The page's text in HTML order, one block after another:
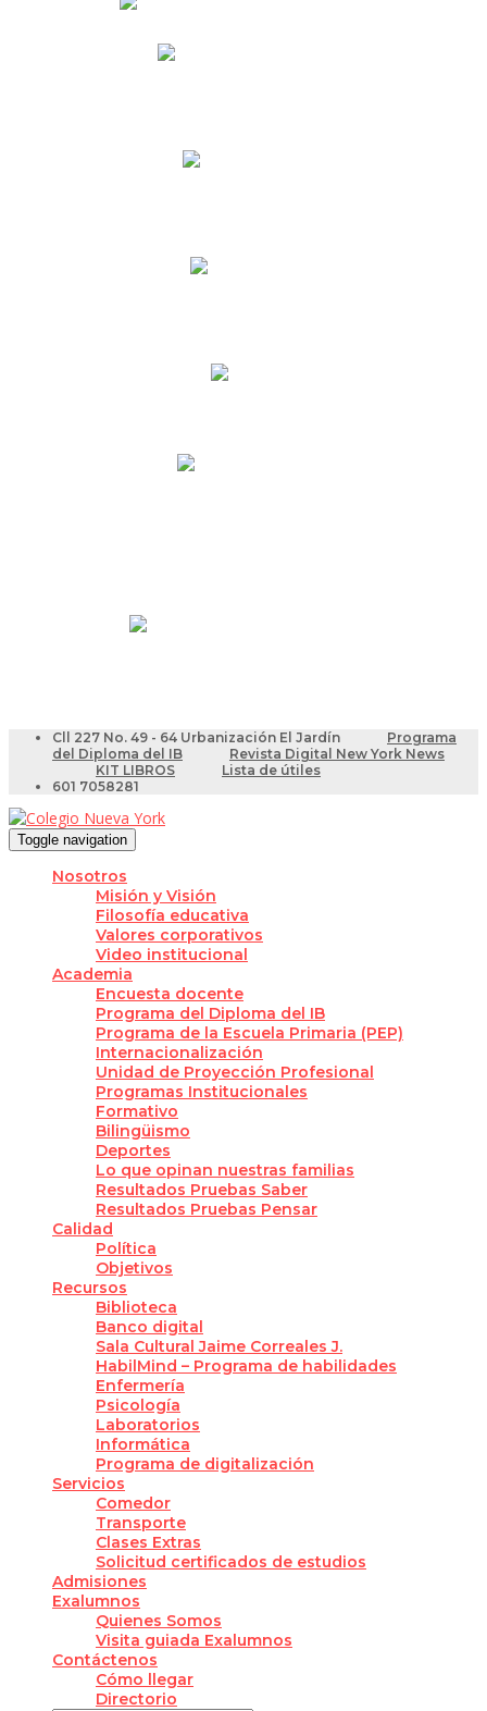
Cll 227 No. 49 - 64 Urbanización El Jardín
Programa
del Diploma del IB
Revista Digital New York News
KIT LIBROS
Lista de útiles
601 7058281
Toggle navigation
Nosotros
Misión y Visión
Filosofía educativa
Valores corporativos
Video institucional
Academia
Encuesta docente
Programa del Diploma del IB
Programa de la Escuela Primaria (PEP)
Internacionalización
Unidad de Proyección Profesional
Programas Institucionales
Formativo
Bilingüismo
Deportes
Lo que opinan nuestras familias
Resultados Pruebas Saber
Resultados Pruebas Pensar
Calidad
Política
Objetivos
Recursos
Biblioteca
Banco digital
Sala Cultural Jaime Correales J.
HabilMind – Programa de habilidades
Enfermería
Psicología
Laboratorios
Informática
Programa de digitalización
Servicios
Comedor
Transporte
Clases Extras
Solicitud certificados de estudios
Admisiones
Exalumnos
Quienes Somos
Visita guiada Exalumnos
Contáctenos
Cómo llegar
Directorio